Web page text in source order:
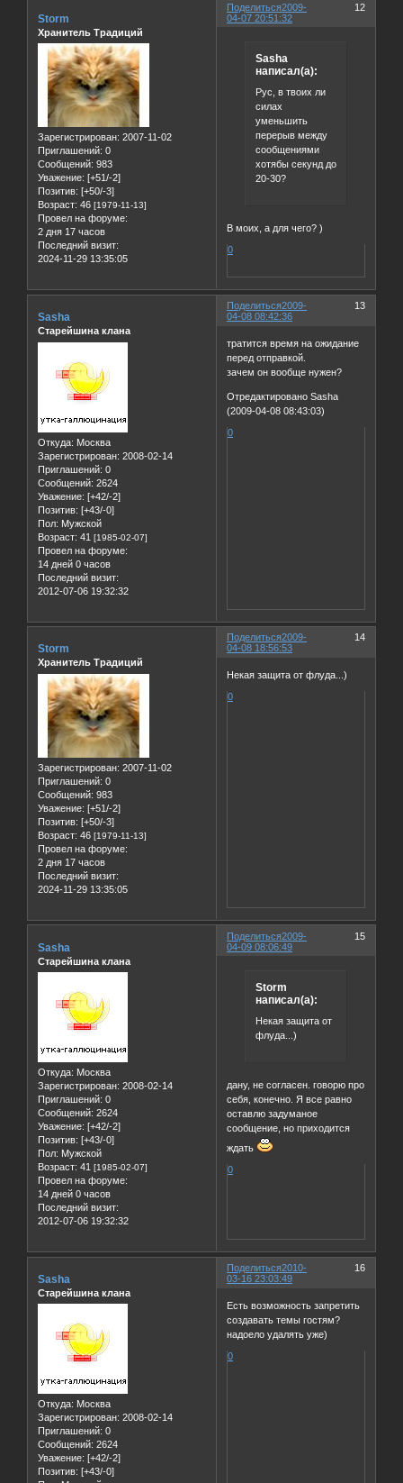
Поделиться 12
2009-
04-07 20:51:32
Storm
Хранитель Традиций
Зарегистрирован: 2007-11-02
Приглашений: 0
Сообщений: 983
Уважение: [+51/-2]
Позитив: [+50/-3]
Возраст: 46 [1979-11-13]
Провел на форуме:
2 дня 17 часов
Последний визит:
2024-11-29 13:35:05
Sasha
написал(а):
Рус, в твоих ли
силах
уменьшить
перерыв между
сообщениями
хотябы секунд до
20-30?
В моих, а для чего? )
0
Поделиться 13
2009-
04-08 08:42:36
Sasha
Старейшина клана
Откуда: Москва
Зарегистрирован: 2008-02-14
Приглашений: 0
Сообщений: 2624
Уважение: [+42/-2]
Позитив: [+43/-0]
Пол: Мужской
Возраст: 41 [1985-02-07]
Провел на форуме:
14 дней 0 часов
Последний визит:
2012-07-06 19:32:32
тратится время на ожидание
перед отправкой.
зачем он вообще нужен?
Отредактировано Sasha
(2009-04-08 08:43:03)
0
Поделиться 14
2009-
04-08 18:56:53
Storm
Хранитель Традиций
Зарегистрирован: 2007-11-02
Приглашений: 0
Сообщений: 983
Уважение: [+51/-2]
Позитив: [+50/-3]
Возраст: 46 [1979-11-13]
Провел на форуме:
2 дня 17 часов
Последний визит:
2024-11-29 13:35:05
Некая защита от флуда...)
0
Поделиться 15
2009-
04-09 08:06:49
Sasha
Старейшина клана
Откуда: Москва
Зарегистрирован: 2008-02-14
Приглашений: 0
Сообщений: 2624
Уважение: [+42/-2]
Позитив: [+43/-0]
Пол: Мужской
Возраст: 41 [1985-02-07]
Провел на форуме:
14 дней 0 часов
Последний визит:
2012-07-06 19:32:32
Storm
написал(а):
Некая защита от
флуда...)
дану, не согласен. говорю про
себя, конечно. Я все равно
оставлю задуманое
сообщение, но приходится
ждать
0
Поделиться 16
2010-
03-16 23:03:49
Sasha
Старейшина клана
Откуда: Москва
Зарегистрирован: 2008-02-14
Приглашений: 0
Сообщений: 2624
Уважение: [+42/-2]
Позитив: [+43/-0]
Есть возможность запретить
создавать темы гостям?
надоело удалять уже)
0